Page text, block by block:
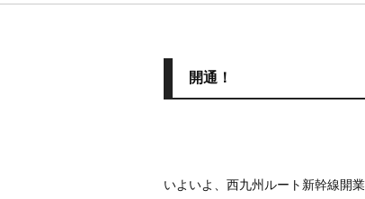
開通！
いよいよ、西九州ルート新幹線開